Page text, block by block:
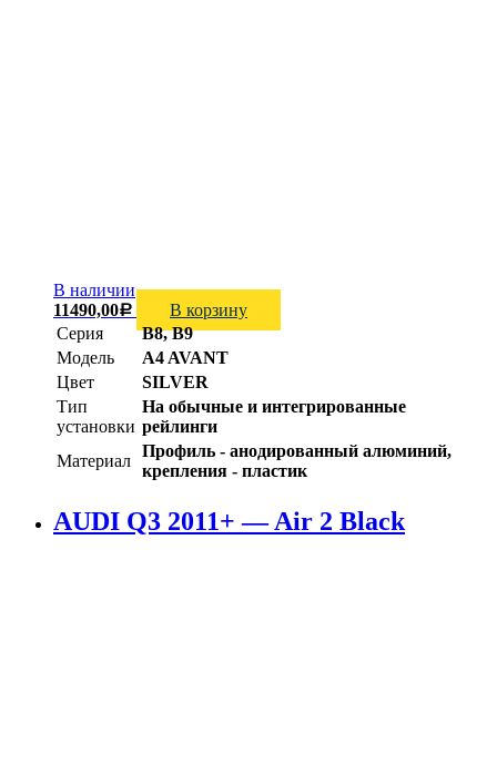
В наличии
11490,00Р
В корзину
Серия
B8, B9
Модель
A4 AVANT
Цвет
SILVER
Тип
установки
На обычные и интегрированные
рейлинги
Материал
Профиль - анодированный алюминий,
крепления - пластик
AUDI Q3 2011+ — Air 2 Black